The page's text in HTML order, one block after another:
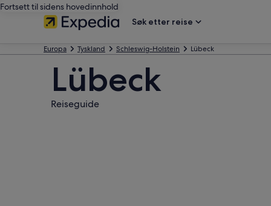
Fortsett til sidens hovedinnhold
Søk etter reise
Europa Tyskland Schleswig-Holstein Lübeck
Lübeck
Reiseguide